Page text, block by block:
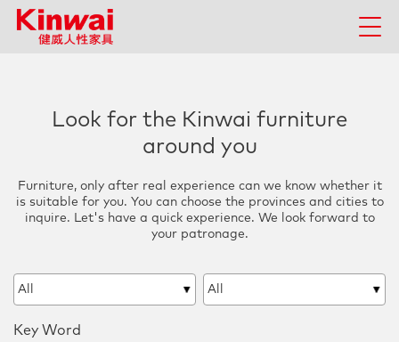
Look for the Kinwai furniture
around you
Furniture, only after real experience can we know whether it
is suitable for you. You can choose the provinces and cities to
inquire. Let's have a quick experience. We look forward to
your patronage.
All All
Key Word